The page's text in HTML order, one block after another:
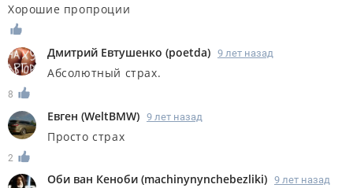
Хорошие пропроции
Дмитрий Евтушенко (poetda) 9 лет назад
Абсолютный страх.
8
Евген (WeltBMW) 9 лет назад
Просто страх
2
Оби ван Кеноби (machinynynchebezliki) 9 лет назад